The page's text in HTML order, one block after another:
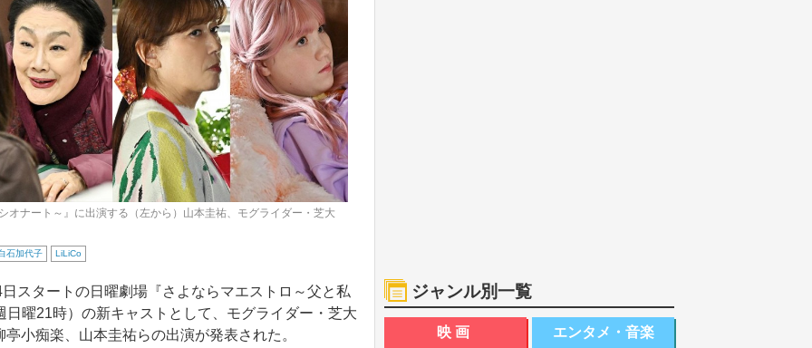
オナート～』に出演する（左から）山本圭祐、モグライダー・芝大
石加代子 LiLiCo
タートの日曜劇場『さよならマエストロ～父と私
曜21時）の新キャストとして、モグライダー・芝大
小痴楽、山本圭祐らの出演が発表された。
ジャンル別一覧
映画 エンタメ・音楽